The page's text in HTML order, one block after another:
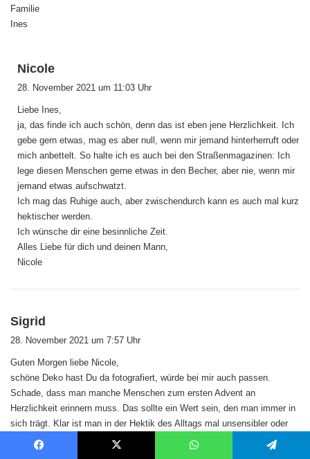
Familie
Ines
Nicole
t
:
28. November 2021 um 11:03 Uhr
Liebe Ines,
ja, das finde ich auch schön, denn das ist eben jene Herzlichkeit. Ich
gebe gern etwas, mag es aber null, wenn mir jemand hinterherruft oder
mich anbettelt. So halte ich es auch bei den Straßenmagazinen: Ich
lege diesen Menschen gerne etwas in den Becher, aber nie, wenn mir
jemand etwas aufschwatzt.
Ich mag das Ruhige auch, aber zwischendurch kann es auch mal kurz
hektischer werden.
Ich wünsche dir eine besinnliche Zeit.
Alles Liebe für dich und deinen Mann,
Nicole
Sigrid
t
:
28. November 2021 um 7:57 Uhr
Guten Morgen liebe Nicole,
schöne Deko hast Du da fotografiert, würde bei mir auch passen.
Schade, dass man manche Menschen zum ersten Advent an
Herzlichkeit erinnern muss. Das sollte ein Wert sein, den man immer in
sich trägt. Klar ist man in der Hektik des Alltags mal unsensibler oder
vielleicht auch ein bisschen schroffer, aber eine offene Grundeinstellung